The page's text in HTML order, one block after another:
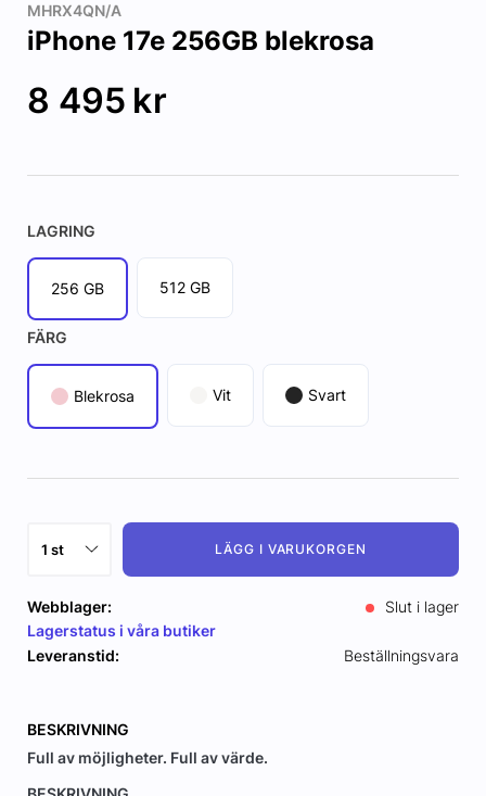
MHRX4QN/A
iPhone 17e 256GB blekrosa
8 495 kr
LAGRING
256 GB 512 GB
FÄRG
Blekrosa Vit Svart
LÄGG I VARUKORGEN
Webblager:
Slut i lager
Lagerstatus i våra butiker
Leveranstid:
Beställningsvara
BESKRIVNING
Full av möjligheter. Full av värde.